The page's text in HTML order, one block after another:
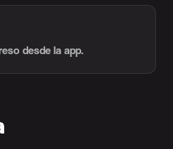
desde la app.